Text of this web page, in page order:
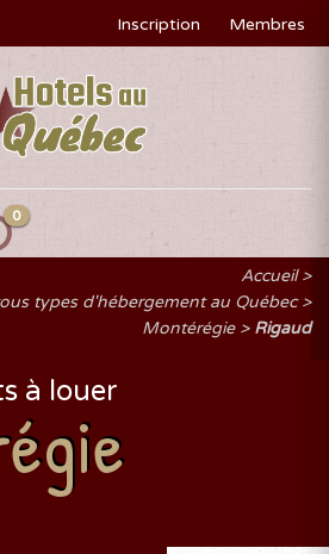
Inscription Membres
0
Accueil
types d'hébergement au Québec
Montérégie
Rigaud
à louer